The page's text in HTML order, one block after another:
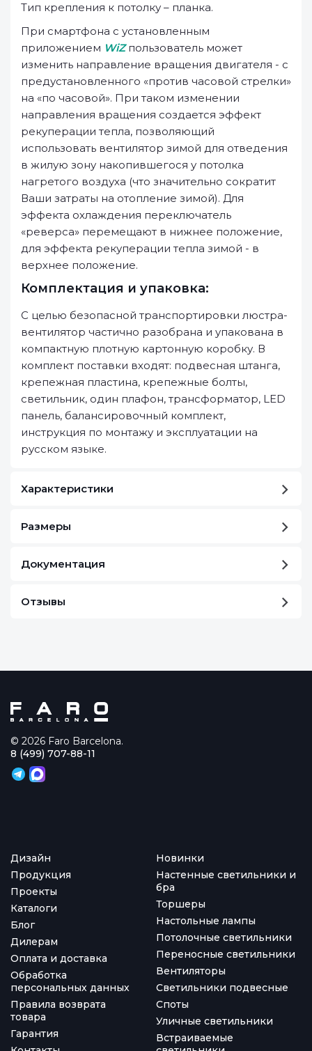
Тип крепления к потолку – планка.
При смартфона с установленным
приложением WiZпользователь может
изменить направление вращения двигателя - с
предустановленного «против часовой стрелки»
на «по часовой». При таком изменении
направления вращения создается эффект
рекуперации тепла, позволяющий
использовать вентилятор зимой для отведения
в жилую зону накопившегося у потолка
нагретого воздуха (что значительно сократит
Ваши затраты на отопление зимой). Для
эффекта охлаждения переключатель
«реверса» перемещают в нижнее положение,
для эффекта рекуперации тепла зимой - в
верхнее положение.
Комплектация и упаковка:
С целью безопасной транспортировки люстра-
вентилятор частично разобрана и упакована в
компактную плотную картонную коробку. В
комплект поставки входят: подвесная штанга,
крепежная пластина, крепежные болты,
светильник, один плафон, трансформатор, LED
панель, балансировочный комплект,
инструкция по монтажу и эксплуатации на
русском языке.
Характеристики
Размеры
Документация
Отзывы
© 2026 Faro Barcelona.
Дизайн
Продукция
Проекты
Каталоги
Блог
Дилерам
Оплата и доставка
Обработка
персональных данных
Правила возврата
товара
Гарантия
Новинки
Настенные светильники и
бра
Торшеры
Настольные лампы
Потолочные светильники
Переносные светильники
Вентиляторы
Светильники подвесные
Споты
Уличные светильники
Встраиваемые
8 (499) 707-88-11